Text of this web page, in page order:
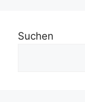
Suchen